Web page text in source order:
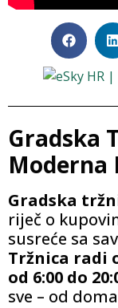
Gradska
Moderna
Gradska
riječ o
susreće sa
Tržnica radi
od 6:00 do
sve – od